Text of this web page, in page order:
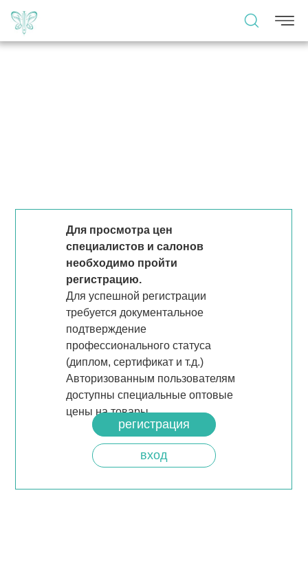
Для просмотра цен
специалистов и салонов
необходимо пройти
регистрацию.
Для успешной регистрации
требуется документальное
подтверждение
профессионального статуса
(диплом, сертификат и т.д.)
Авторизованным пользователям
доступны специальные оптовые
цены на товары.
регистрация
вход